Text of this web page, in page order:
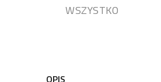
WSZYSTKO
OPIS